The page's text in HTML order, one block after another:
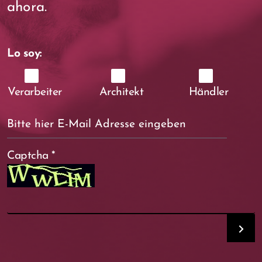
ahora.
Lo soy:
Verarbeiter Architekt Händler
Captcha *